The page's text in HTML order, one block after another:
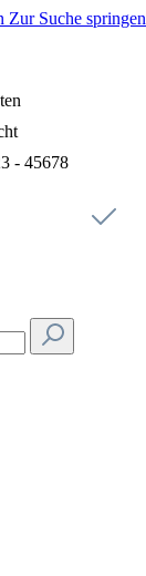
Zur Suche springen
- 45678